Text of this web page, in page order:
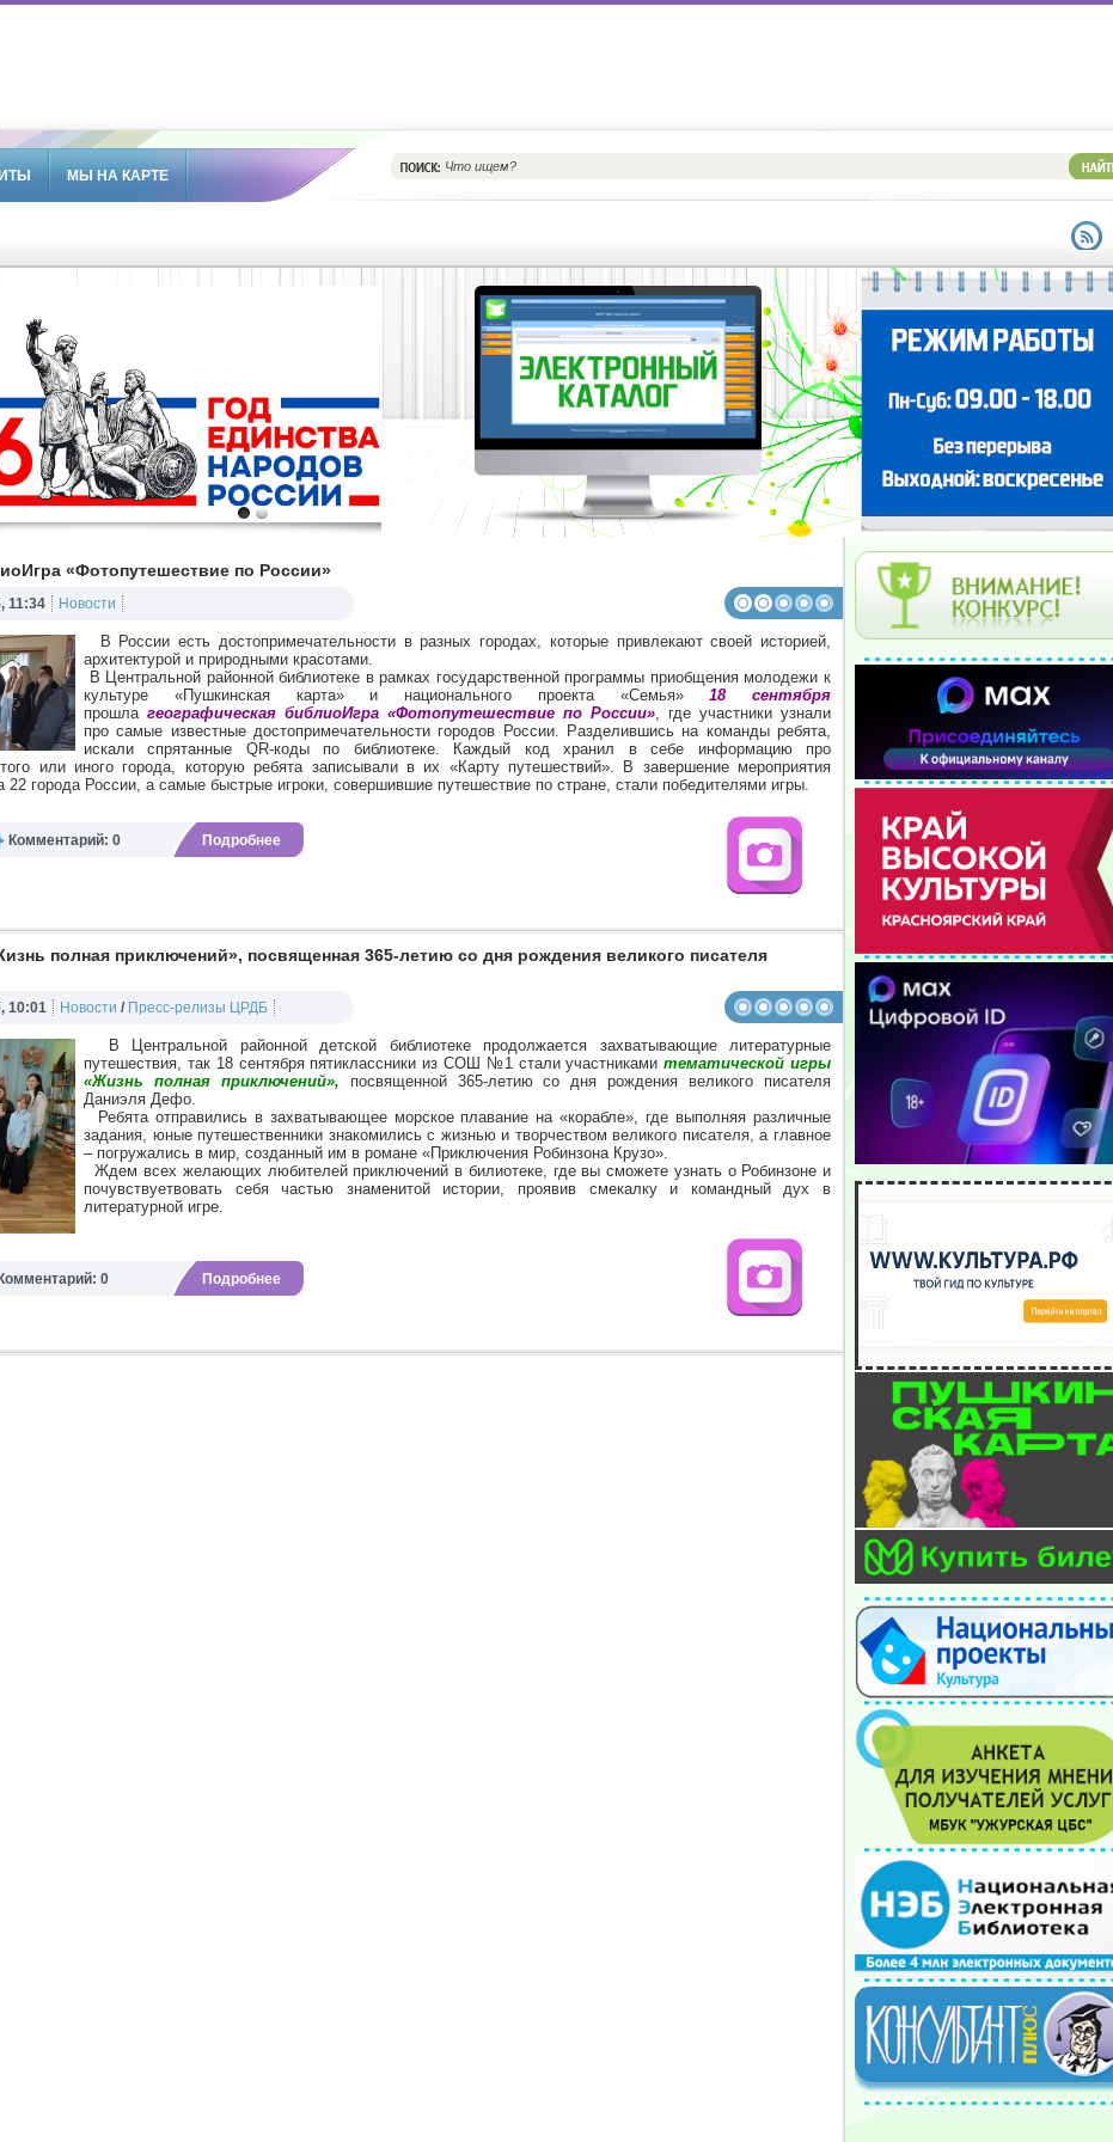
МЫ НА КАРТЕ
«Фотопутешествие по России»
11:34 Новости
В России есть достопримечательности в разных городах, которые привлекают своей историей,
архитектурой и природными красотами.
В Центральной районной библиотеке в рамках государственной программы приобщения молодежи к
культуре «Пушкинская карта» и национального проекта «Семья»18 сентября
прошла географическая библиоИгра «Фотопутешествие по России», где участники узнали
про самые известные достопримечательности городов России. Разделившись на команды ребята,
искали спрятанные QR-коды по библиотеке. Каждый код хранил в себе информацию про
того или иного города, которую ребята записывали в их «Карту путешествий». В завершение мероприятия
22 города России, а самые быстрые игроки, совершившие путешествие по стране, стали победителями игры.
Комментарий: 0 Подробнее
полная приключений», посвященная 365-летию со дня рождения великого писателя
10:01 Новости / Пресс-релизы ЦРДБ
В Центральной районной детской библиотеке продолжается захватывающие литературные
путешествия, так 18 сентября пятиклассники из СОШ №1 стали участникамитематической игры
«Жизнь полная приключений»,
посвященной 365-летию со дня рождения великого писателя
Даниэля Дефо.
Ребята отправились в захватывающее морское плавание на «корабле», где выполняя различные
задания, юные путешественники знакомились с жизнью и творчеством великого писателя, а главное
– погружались в мир, созданный им в романе «Приключения Робинзона Крузо».
Ждем всех желающих любителей приключений в билиотеке, где вы сможете узнать о Робинзоне и
почувствуетвовать себя частью знаменитой истории, проявив смекалку и командный дух в
литературной игре.
Комментарий: 0 Подробнее